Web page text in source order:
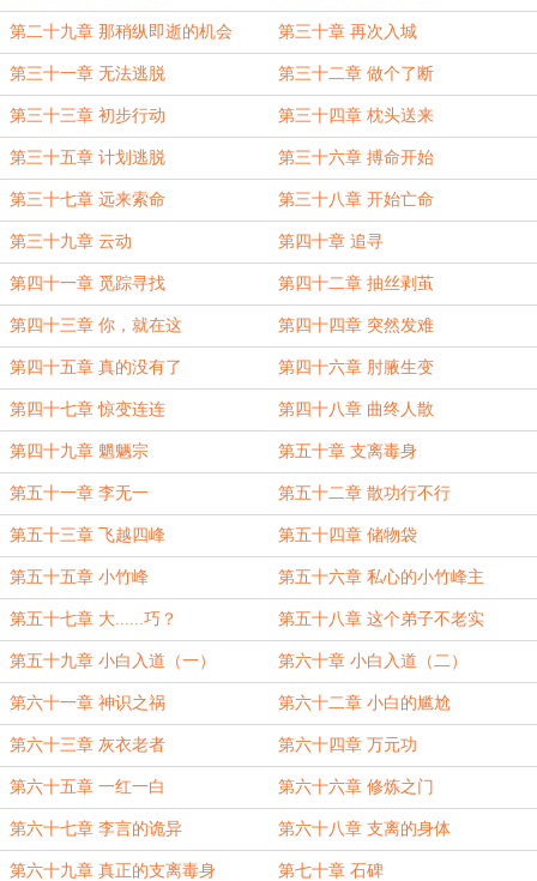
第二十九章 那稍纵即逝的机会 第三十章 再次入城
第三十一章 无法逃脱 第三十二章 做个了断
第三十三章 初步行动 第三十四章 枕头送来
第三十五章 计划逃脱 第三十六章 搏命开始
第三十七章 远来索命 第三十八章 开始亡命
第三十九章 云动 第四十章 追寻
第四十一章 觅踪寻找 第四十二章 抽丝剥茧
第四十三章 你，就在这 第四十四章 突然发难
第四十五章 真的没有了 第四十六章 肘腋生变
第四十七章 惊变连连 第四十八章 曲终人散
第四十九章 魍魉宗 第五十章 支离毒身
第五十一章 李无一 第五十二章 散功行不行
第五十三章 飞越四峰 第五十四章 储物袋
第五十五章 小竹峰 第五十六章 私心的小竹峰主
第五十七章 大......巧？ 第五十八章 这个弟子不老实
第五十九章 小白入道（一） 第六十章 小白入道（二）
第六十一章 神识之祸 第六十二章 小白的尴尬
第六十三章 灰衣老者 第六十四章 万元功
第六十五章 一红一白 第六十六章 修炼之门
第六十七章 李言的诡异 第六十八章 支离的身体
第六十九章 真正的支离毒身 第七十章 石碑